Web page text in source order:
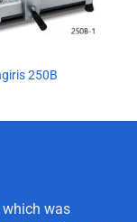
250B
which was